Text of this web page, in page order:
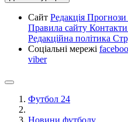
Сайт Редакція Прогнози
Правила сайту Контакти
Редакційна політика
Соціальні мережі
viber
Футбол 24
Новини футболу